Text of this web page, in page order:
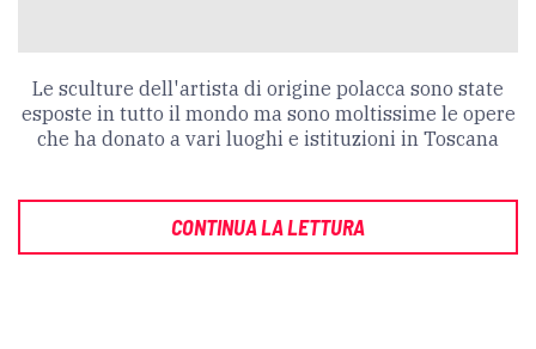
Le sculture dell'artista di origine polacca sono state
esposte in tutto il mondo ma sono moltissime le opere
che ha donato a vari luoghi e istituzioni in Toscana
CONTINUA LA LETTURA